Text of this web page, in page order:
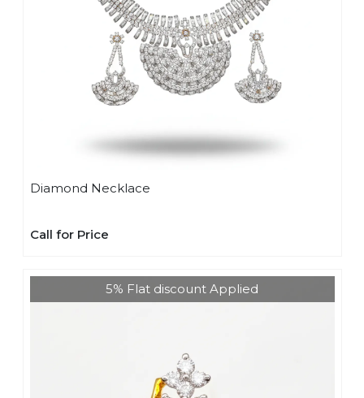
Diamond Necklace
Call for Price
5% Flat discount Applied